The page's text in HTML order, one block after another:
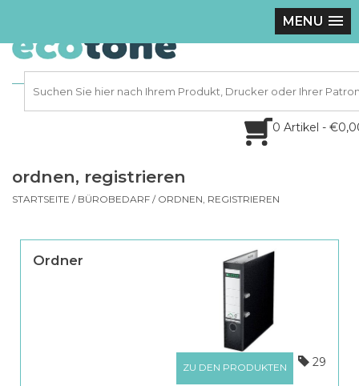
MENU
0 Artikel -
ordnen, registrieren
STARTSEITE / BÜROBEDARF / ORDNEN, REGISTRIEREN
Ordner
ZU DEN PRODUKTEN 29